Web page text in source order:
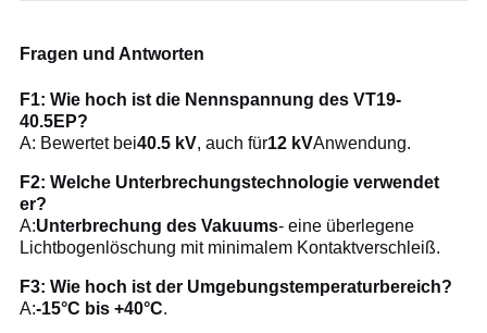
Fragen und Antworten
F1: Wie hoch ist die Nennspannung des VT19-
40.5EP?
A: Bewertet bei40.5 kV, auch für12 kVAnwendung.
F2: Welche Unterbrechungstechnologie verwendet
er?
A:Unterbrechung des Vakuums- eine überlegene
Lichtbogenlöschung mit minimalem Kontaktverschleiß.
F3: Wie hoch ist der Umgebungstemperaturbereich?
A:-15°C bis +40°C.